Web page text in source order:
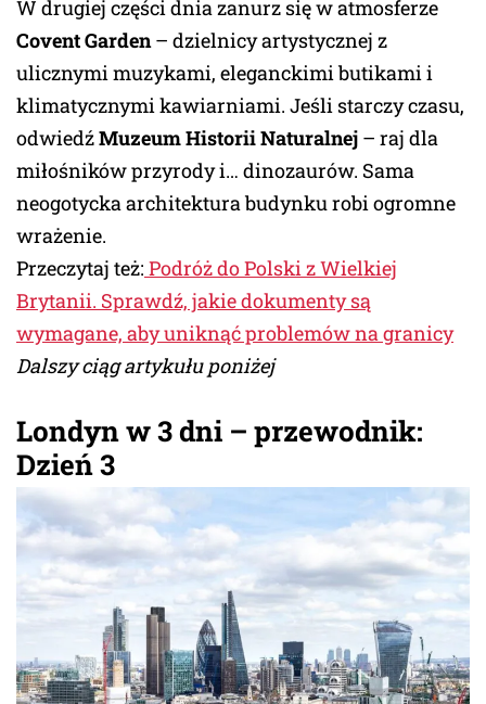
W drugiej części dnia zanurz się w atmosferze
Covent Garden– dzielnicy artystycznej z
ulicznymi muzykami, eleganckimi butikami i
klimatycznymi kawiarniami. Jeśli starczy czasu,
odwiedźMuzeum Historii Naturalnej – raj dla
miłośników przyrody i… dinozaurów. Sama
neogotycka architektura budynku robi ogromne
wrażenie.
Przeczytaj też: Podróż do Polski z Wielkiej
Brytanii. Sprawdź, jakie dokumenty są
wymagane, aby uniknąć problemów na granicy
Dalszy ciąg artykułu poniżej
Londyn w 3 dni – przewodnik:
Dzień 3